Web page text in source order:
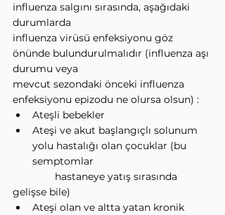
influenza salgını sırasında, aşağıdaki
durumlarda
influenza virüsü enfeksiyonu göz
önünde bulundurulmalıdır (influenza aşı
durumu veya
mevcut sezondaki önceki influenza
enfeksiyonu epizodu ne olursa olsun) :
Ateşli bebekler
Ateşi ve akut başlangıçlı solunum
yolu hastalığı olan çocuklar (bu
semptomlar
gelişse bile)
Ateşi olan ve altta yatan kronik